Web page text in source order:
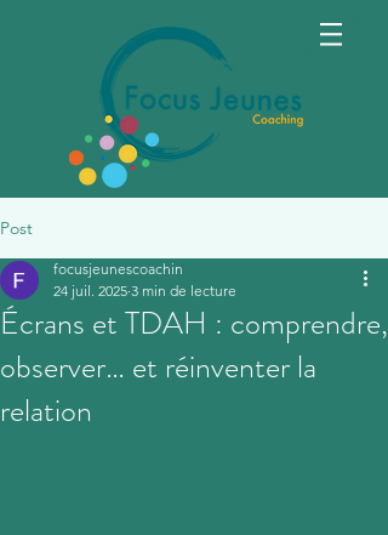
Post
Écrans et TDAH : comprendre,
observer… et réinventer la
relation
focusjeunescoachin
24 juil. 2025 3 min de lecture